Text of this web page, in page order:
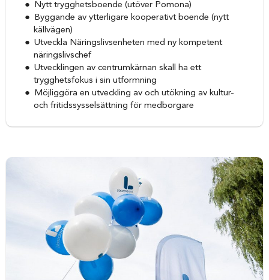
Nytt trygghetsboende (utöver Pomona)
Byggande av ytterligare kooperativt boende (nytt
källvägen)
Utveckla Näringslivsenheten med ny kompetent
näringslivschef
Utvecklingen av centrumkärnan skall ha ett
trygghetsfokus i sin utformning
Möjliggöra en utveckling av och utökning av kultur-
och fritidssysselsättning för medborgare